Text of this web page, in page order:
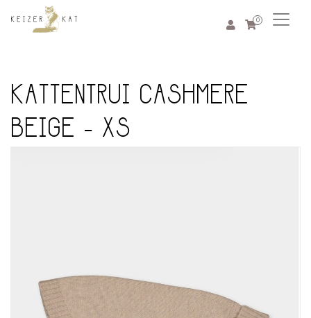
0
KATTENTRUI CASHMERE
BEIGE - XS